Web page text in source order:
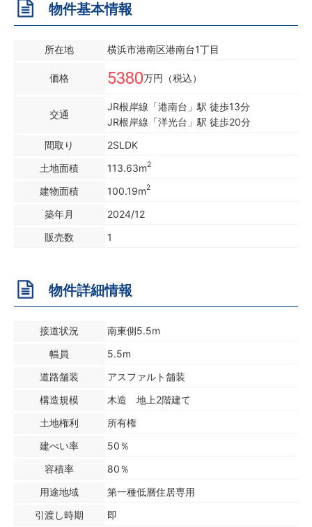
物件基本情報
所在地 横浜市港南区港南台1丁目
価格 5380万円（税込）
交通
JR根岸線「港南台」駅 徒歩13分
JR根岸線「洋光台」駅 徒歩20分
間取り
2SLDK
土地面積
113.63m2
建物面積 100.19m2
築年月
2024/12
販売数
1
物件詳細情報
接道状況
南東側5.5m
幅員
5.5m
道路舗装
アスファルト舗装
構造規模
木造 地上2階建て
土地権利
所有権
建ぺい率
50％
容積率
80％
用途地域
第一種低層住居専用
引渡し時期
即